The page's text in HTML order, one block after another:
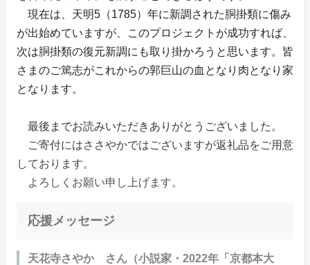
現在は、天明5（1785）年に新調された胴掛類に傷み
が出始めていますが、このプロジェクトが成功すれば、
次は胴掛類の復元新調にも取り掛かろうと思います。皆
さまのご篤志がこれからの郭巨山の血となり肉となり家
となります。
最後までお読みいただきありがとうございました。
ご寄付にはささやかではございますが返礼品をご用意
しております。
よろしくお願い申し上げます。
応援メッセージ
天花寺さやか さん（小説家・2022年「京都本大